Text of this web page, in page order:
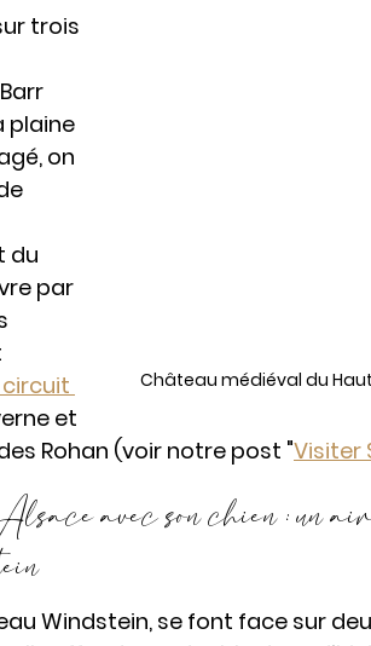
Château médiéval du
trois
plaine
on
du
par
et
Rohan (voir notre post "Visiter
avec son chien : un
Windstein, se font face sur